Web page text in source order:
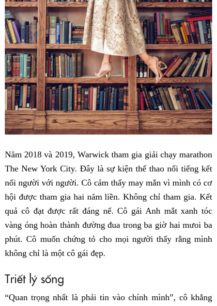
Năm 2018 và 2019, Warwick tham gia giải chạy marathon
The New York City. Đây là sự kiện thể thao nổi tiếng kết
nối người với người. Cô cảm thấy may mắn vì mình có cơ
hội được tham gia hai năm liền. Không chỉ tham gia. Kết
quả cô đạt được rất đáng nể. Cô gái Anh mắt xanh tóc
vàng óng hoàn thành đường đua trong ba giờ hai mưoi ba
phút. Cô muốn chứng tỏ cho mọi người thấy rằng mình
không chỉ là một cô gái đẹp.
Triết lý sống
“Quan trọng nhất là phải tin vào chính mình”, cô khẳng